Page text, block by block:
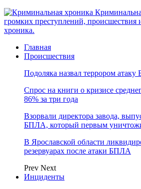
громких преступлений, происшествия
хроника.
Главная
Происшествия
Подоляка назвал террором
Спрос на книги о кризисе
86% за три года
Взорвали директора завода,
БПЛА, который первым
В Ярославской области
резервуарах после атаки БПЛА
Prev Next
Инциденты